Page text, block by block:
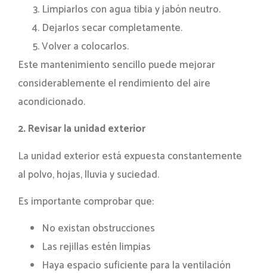
Limpiarlos con agua tibia y jabón neutro.
Dejarlos secar completamente.
Volver a colocarlos.
Este mantenimiento sencillo puede mejorar
considerablemente el rendimiento del aire
acondicionado.
2. Revisar la unidad exterior
La unidad exterior está expuesta constantemente
al polvo, hojas, lluvia y suciedad.
Es importante comprobar que:
No existan obstrucciones
Las rejillas estén limpias
Haya espacio suficiente para la ventilación